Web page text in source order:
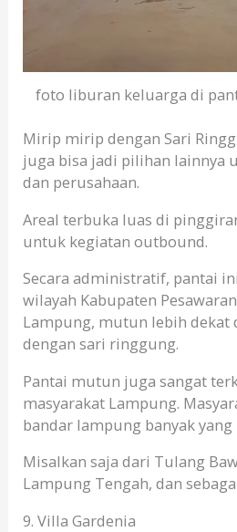
foto liburan keluarga di
Mirip mirip dengan Sari
juga bisa jadi pilihan lainnya
dan perusahaan.
Areal terbuka luas di
untuk kegiatan outbound.
Secara administratif, pantai
wilayah Kabupaten
Lampung, mutun lebih dekat
dengan sari ringgung.
Pantai mutun juga sangat
masyarakat Lampung.
bandar lampung banyak
Misalkan saja dari Tulang
Lampung Tengah, dan
9. Villa Gardenia